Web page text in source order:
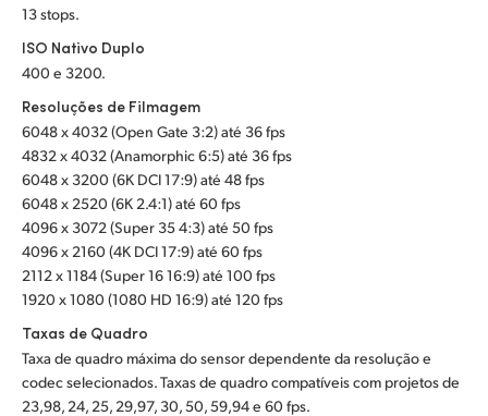
Sweden
Chinese Taipei
Turkey
UAE
Ukraine
United Kingdom
United States
13 stops.
ISO Nativo Duplo
400 e 3200.
Resoluções de Filmagem
6048 x 4032 (Open Gate 3:2) até 36 fps
4832 x 4032 (Anamorphic 6:5) até 36 fps
6048 x 3200 (6K DCI 17:9) até 48 fps
6048 x 2520 (6K 2.4:1) até 60 fps
4096 x 3072 (Super 35 4:3) até 50 fps
4096 x 2160 (4K DCI 17:9) até 60 fps
2112 x 1184 (Super 16 16:9) até 100 fps
1920 x 1080 (1080 HD 16:9) até 120 fps
Taxas de Quadro
Taxa de quadro máxima do sensor dependente da resolução e
codec selecionados. Taxas de quadro compatíveis com projetos de
23,98, 24, 25, 29,97, 30, 50, 59,94 e 60 fps.